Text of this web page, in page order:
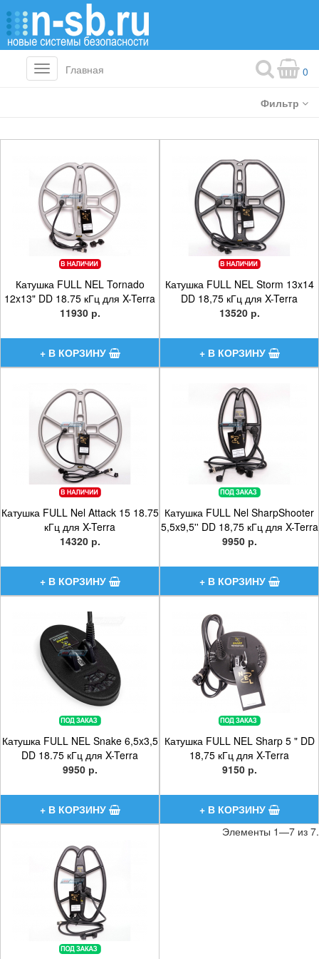
Toggle
navigation
Главная 0
Фильтр
Катушка FULL NEL Tornado
12x13" DD 18.75 кГц для X-Terra
11930 р.
Катушка FULL NEL Storm 13x14
DD 18,75 кГц для X-Terra
13520 р.
Катушка FULL Nel Attack 15 18.75
кГц для X-Terra
14320 р.
Катушка FULL Nel SharpShooter
5,5x9,5'' DD 18,75 кГц для X-Terra
9950 р.
Катушка FULL NEL Snake 6,5x3,5
DD 18.75 кГц для X-Terra
9950 р.
Катушка FULL NEL Sharp 5 " DD
18,75 кГц для X-Terra
9150 р.
Элементы 1—7 из 7.